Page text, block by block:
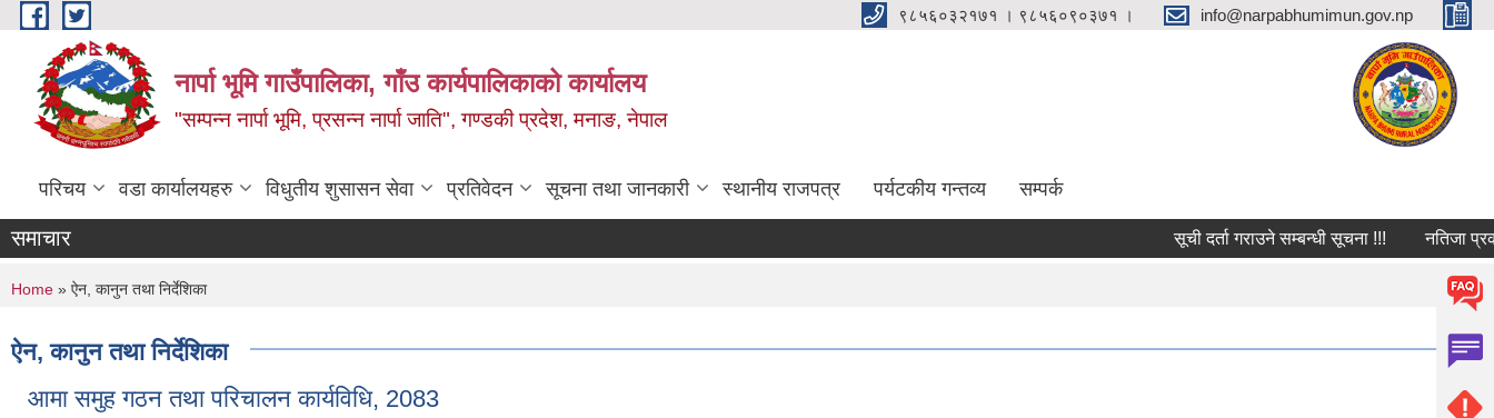
Skip to main content ९८५६०३२१७१ । ९८५६०९०३७१ । info@narpabhumimun.gov.np
नार्पा भूमि गाउँपालिका, गाँउ कार्यपालिकाको कार्यालय
"सम्पन्न नार्पा भूमि, प्रसन्न नार्पा जाति", गण्डकी प्रदेश, मनाङ, नेपाल
परिचय वडा कार्यालयहरु विधुतीय शुसासन सेवा प्रतिवेदन सूचना तथा जानकारी स्थानीय राजपत्र पर्यटकीय गन्तव्य सम्पर्क
समाचार सूची दर्ता गराउने सम्बन्धी सूचना !!! नतिजा
You are here
Home » ऐन, कानुन तथा निर्देशिका
ऐन, कानुन तथा निर्देशिका
आमा समुह गठन तथा परिचालन कार्यविधि, 2083